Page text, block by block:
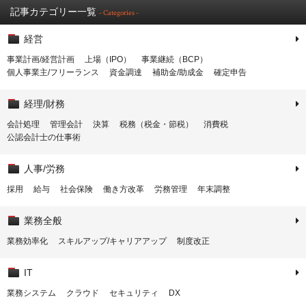
記事カテゴリー一覧 - Categories -
経営
事業計画/経営計画 上場（IPO）
事業継続（BCP）
個人事業主/フリーランス
資金調達 補助金/助成金 確定申告
経理/財務
会計処理 管理会計 決算 税務（税金・節税）
消費税
公認会計士の仕事術
人事/労務
採用 給与 社会保険 働き方改革 労務管理 年末調整
業務全般
業務効率化 スキルアップ/キャリアアップ 制度改正
IT
業務システム クラウド セキュリティ DX